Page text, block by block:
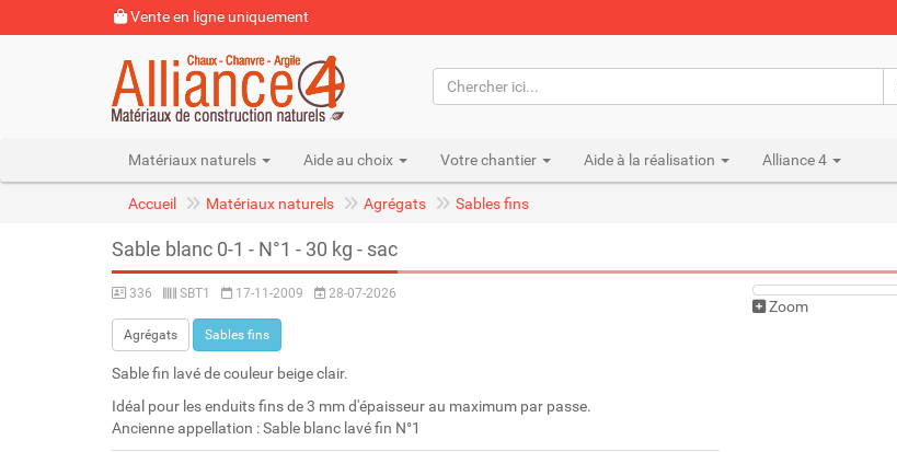
Vente en ligne uniquement
Matériaux naturels Aide au choix Votre chantier Aide à la réalisation Alliance 4
Accueil Matériaux naturels Agrégats Sables fins
Sable blanc 0-1 - N°1 - 30 kg - sac
336 SBT1 17-11-2009 28-07-2026
Agrégats Sables fins
Sable fin lavé de couleur beige clair.
Idéal pour les enduits fins de 3 mm d'épaisseur au maximum par passe.
Ancienne appellation : Sable blanc lavé fin N°1
Zoom